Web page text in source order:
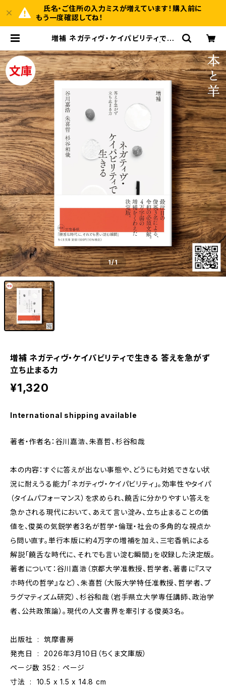
氏名・ご住所の入力ミスが増えています！購入前に
もう一度確認してね！
増補 ネガティヴ・ケイパビリティで生
OKSHOP 本と羊
1/1
増補 ネガティヴ・ケイパビリティで生きる 答えを急がず
立ち止まる力
¥1,320
International shipping available
著者・作者名：谷川嘉浩、朱喜哲、杉谷和哉
本の内容：すぐに答えが出ない事態や、どうにも対処できない状
況に耐えうる能力「ネガティヴ・ケイパビリティ」。効率性やタイパ
（タイムパフォーマンス）を求められ、饒舌に分かりやすい答えを
急かされる現代において、あえて言い淀み、立ち止まることの価
値を、俊英の気鋭学者3名が哲学・倫理・社会の多角的な視点か
ら問い直す。単行本版に約4万字の増補を加え、三宅香帆による
解説「饒舌な時代に、それでも言い淀む瞬間」を収録した決定版。
著者について：谷川嘉浩（京都大学准教授、哲学者、著書に『スマ
ホ時代の哲学』など）、朱喜哲（大阪大学特任准教授、哲学者、プ
ラグマティズム研究）、杉谷和哉（岩手県立大学専任講師、政治学
者、公共政策論）。現代の人文書界を牽引する俊英3名。
出版社 ‏ : ‎ 筑摩書房
発売日 ‏ : ‎ 2026年3月10日（ちくま文庫版）
ページ数 ‏ : 352ページ
寸法 ‏ : ‎ 10.5 x 1.5 x 14.8 cm